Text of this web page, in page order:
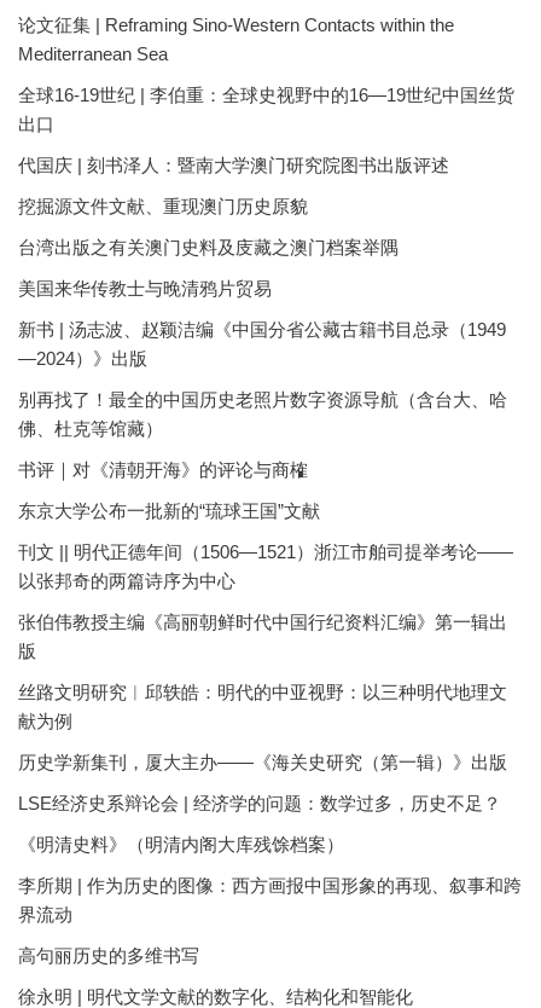
论文征集 | Reframing Sino-Western Contacts within the
Mediterranean Sea
全球16-19世纪 | 李伯重：全球史视野中的16—19世纪中国丝货
出口
代国庆 | 刻书泽人：暨南大学澳门研究院图书出版评述
挖掘源文件文献、重现澳门历史原貌
台湾出版之有关澳门史料及庋藏之澳门档案举隅
美国来华传教士与晚清鸦片贸易
新书 | 汤志波、赵颖洁编《中国分省公藏古籍书目总录（1949
—2024）》出版
别再找了！最全的中国历史老照片数字资源导航（含台大、哈
佛、杜克等馆藏）
书评｜对《清朝开海》的评论与商榷
东京大学公布一批新的“琉球王国”文献
刊文 || 明代正德年间（1506—1521）浙江市舶司提举考论——
以张邦奇的两篇诗序为中心
张伯伟教授主编《高丽朝鲜时代中国行纪资料汇编》第一辑出
版
丝路文明研究︱邱轶皓：明代的中亚视野：以三种明代地理文
献为例
历史学新集刊，厦大主办——《海关史研究（第一辑）》出版
LSE经济史系辩论会 | 经济学的问题：数学过多，历史不足？
《明清史料》（明清内阁大库残馀档案）
李所期 | 作为历史的图像：西方画报中国形象的再现、叙事和跨
界流动
高句丽历史的多维书写
徐永明 | 明代文学文献的数字化、结构化和智能化